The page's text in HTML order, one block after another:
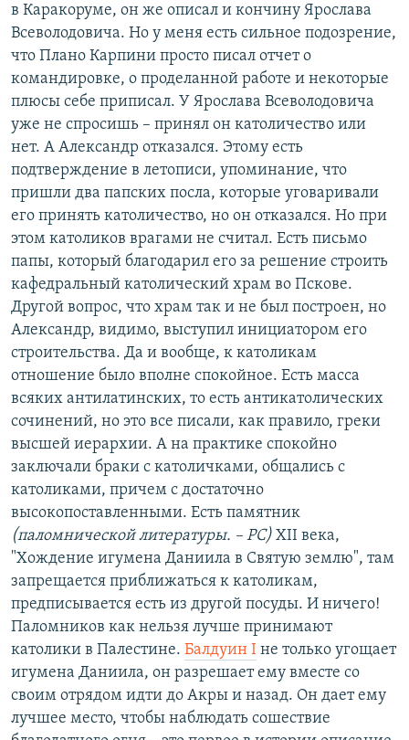
в Каракоруме, он же описал и кончину Ярослава
Всеволодовича. Но у меня есть сильное подозрение,
что Плано Карпини просто писал отчет о
командировке, о проделанной работе и некоторые
плюсы себе приписал. У Ярослава Всеволодовича
уже не спросишь – принял он католичество или
нет. А Александр отказался. Этому есть
подтверждение в летописи, упоминание, что
пришли два папских посла, которые уговаривали
его принять католичество, но он отказался. Но при
этом католиков врагами не считал. Есть письмо
папы, который благодарил его за решение строить
кафедральный католический храм во Пскове.
Другой вопрос, что храм так и не был построен, но
Александр, видимо, выступил инициатором его
строительства. Да и вообще, к католикам
отношение было вполне спокойное. Есть масса
всяких антилатинских, то есть антикатолических
сочинений, но это все писали, как правило, греки
высшей иерархии. А на практике спокойно
заключали браки с католичками, общались с
католиками, причем с достаточно
высокопоставленными. Есть памятник
(паломнической литературы. – РС) XII века,
"Хождение игумена Даниила в Святую землю", там
запрещается приближаться к католикам,
предписывается есть из другой посуды. И ничего!
Паломников как нельзя лучше принимают
католики в Палестине. Балдуин I не только угощает
игумена Даниила, он разрешает ему вместе со
своим отрядом идти до Акры и назад. Он дает ему
лучшее место, чтобы наблюдать сошествие